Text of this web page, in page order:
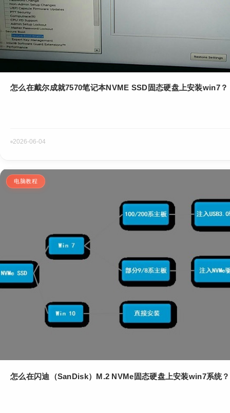
怎么在戴尔成就7570笔记本NVME SSD固态硬盘上安装win7？
2026-06-04
电脑教程
怎么在闪迪（SanDisk）M.2 NVMe固态硬盘上安装win7系统？